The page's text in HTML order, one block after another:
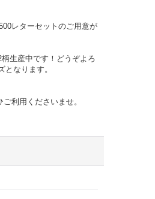
レターセットのご用意が
生産中です！どうぞよろ
なります。
利用くださいませ。